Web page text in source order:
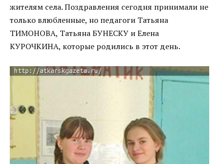
жителям села. Поздравления сегодня принимали не
только влюбленные, но педагоги Татьяна
ТИМОНОВА, Татьяна БУНЕСКУ и Елена
КУРОЧКИНА, которые родились в этот день.